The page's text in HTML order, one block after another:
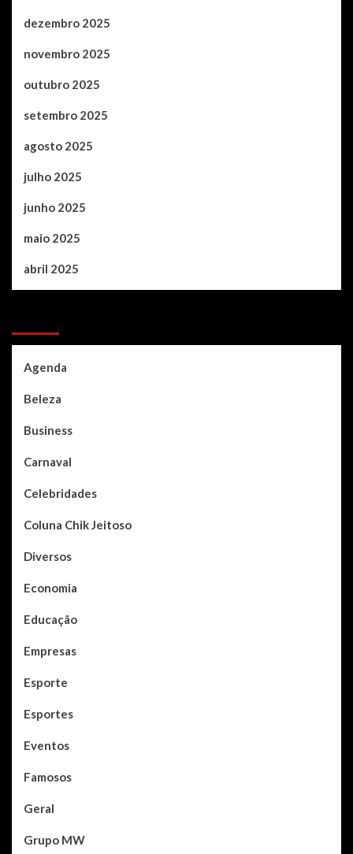
dezembro 2025
novembro 2025
outubro 2025
setembro 2025
agosto 2025
julho 2025
junho 2025
maio 2025
abril 2025
Agenda
Beleza
Business
Carnaval
Celebridades
Coluna Chik Jeitoso
Diversos
Economia
Educação
Empresas
Esporte
Esportes
Eventos
Famosos
Geral
Grupo MW